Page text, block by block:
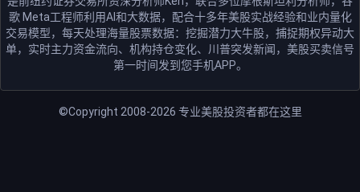
歌 Meta工程师利用AI和大数据，配合十多年美股实战经验和业内量化
交易模型，每天处理海量股票数据：挖掘潜力大牛股，捕捉期权异动大
单，实时主力资金流向、机构持仓变化、川普突发新闻，美股买卖信号
第一时间发到您手机APP。
©Copyright 2008-2026 专业美股投资者都在这里